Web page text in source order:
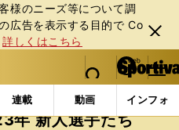
様のニーズ等について調
広告を表⽰する⽬的で Co
詳しくはこちら
閉じ
る
web Sportiva (webスポルティーバ)
検索
マイペ
ー
ジ
メニュ
連載 動画 インフォ
ーツビーナスギャラリー ガ
年 新人選手たち